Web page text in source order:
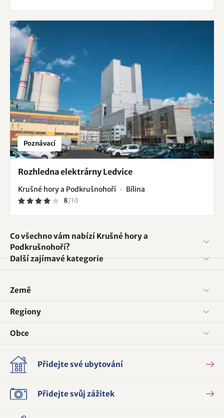
Poznávací
Rozhledna elektrárny Ledvice
Krušné hory a Podkrušnohoří Bílina
8/10
Co všechno vám nabízí Krušné hory a
Podkrušnohoří?
Další zajímavé kategorie
Země
Regiony
Obce
Přidejte své ubytování
Přidejte svůj zážitek